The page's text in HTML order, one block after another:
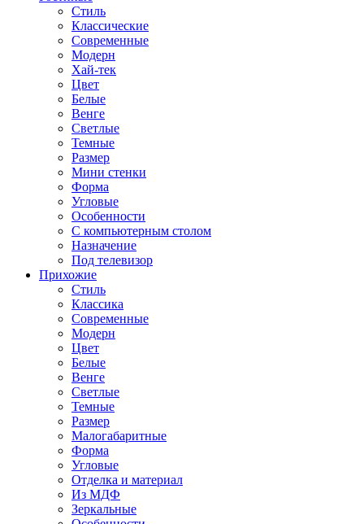
Стиль
Классические
Современные
Модерн
Хай-тек
Цвет
Белые
Венге
Светлые
Темные
Размер
Мини стенки
Форма
Угловые
Особенности
С компьютерным столом
Назначение
Под телевизор
Прихожие
Стиль
Классика
Современные
Модерн
Цвет
Белые
Венге
Светлые
Темные
Размер
Малогабаритные
Форма
Угловые
Отделка и материал
Из МДФ
Зеркальные